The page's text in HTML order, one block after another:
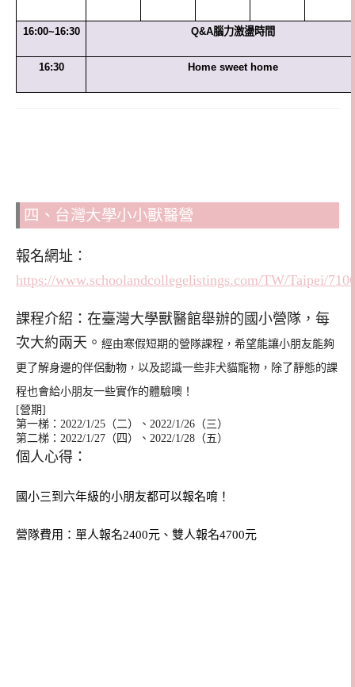
16:00~16:30 Q&A腦力激盪時間
16:30 Home sweet home
四、台灣大學小小獸醫營
報名網址：
https://www.schoolandcollegelistings.com/TW/Taipei/
課程介紹：在臺灣大學獸醫館舉辦的國小營隊，每
次大約兩天。 經由寒假短期的營隊課程，希望能讓小朋友能夠
更了解身邊的伴侶動物，以及認識一些非犬貓寵物，除了靜態的課
程也會給小朋友一些實作的體驗噢！
[營期]
第一梯：2022/1/25（二）、2022/1/26（三）
第二梯：2022/1/27（四）、2022/1/28（五）
個人心得：
國小三到六年級的小朋友都可以報名唷！
營隊費用：單人報名2400元、雙人報名4700元